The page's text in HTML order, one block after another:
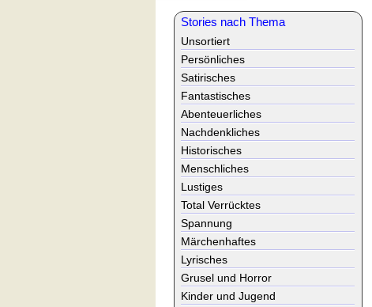
Stories nach Thema
Unsortiert
Persönliches
Satirisches
Fantastisches
Abenteuerliches
Nachdenkliches
Historisches
Menschliches
Lustiges
Total Verrücktes
Spannung
Märchenhaftes
Lyrisches
Grusel und Horror
Kinder und Jugend